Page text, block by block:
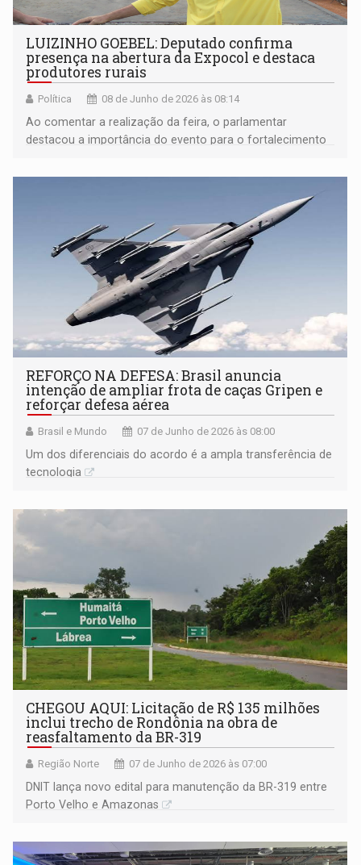
LUIZINHO GOEBEL: Deputado confirma
presença na abertura da Expocol e destaca
produtores rurais
Política 08 de Junho de 2026 às 08:14
Ao comentar a realização da feira, o parlamentar
destacou a importância do evento para o fortalecimento
REFORÇO NA DEFESA: Brasil anuncia
intenção de ampliar frota de caças Gripen e
reforçar defesa aérea
Brasil e Mundo 07 de Junho de 2026 às 08:00
Um dos diferenciais do acordo é a ampla transferência de
tecnologia
CHEGOU AQUI: Licitação de R$ 135 milhões
inclui trecho de Rondônia na obra de
reasfaltamento da BR-319
Região Norte 07 de Junho de 2026 às 07:00
DNIT lança novo edital para manutenção da BR-319 entre
Porto Velho e Amazonas